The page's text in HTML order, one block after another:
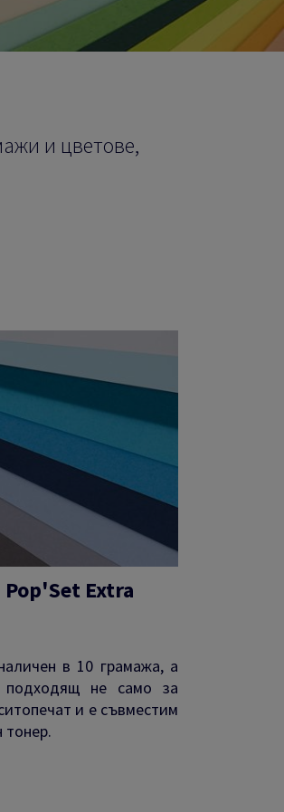
и цветове,
Extra
в 10 грамажа, а
не само за
и е съвместим
тонер.